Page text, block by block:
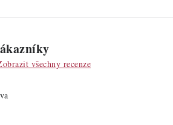
všechny recenze